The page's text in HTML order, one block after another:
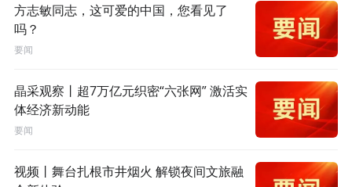
方志敏同志，这可爱的中国，您看见了
吗？
要闻
晶采观察丨超7万亿元织密“六张网” 激活实
体经济新动能
要闻
视频丨舞台扎根市井烟火 解锁夜间文旅融